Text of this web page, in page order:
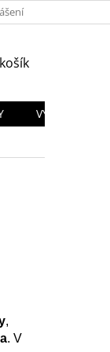
VELIKOSTÍ
VÝPRODEJ
,
. V